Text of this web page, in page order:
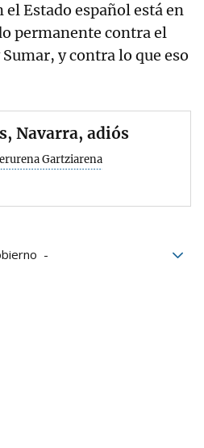
el Estado español está en
permanente contra el
y contra lo que eso
Navarra, adiós
Gartziarena